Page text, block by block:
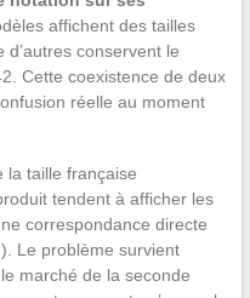
affichent des tailles
conservent le
Cette coexistence de deux
réelle au moment
la taille française
tendent à afficher les
correspondance directe
Le problème survient
marché de la seconde